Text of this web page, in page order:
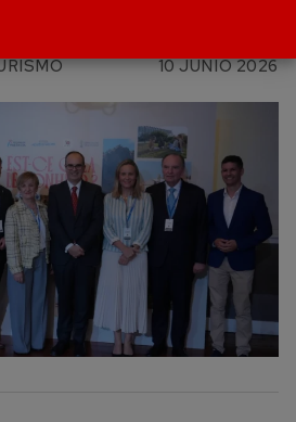
10 JUNIO 2026